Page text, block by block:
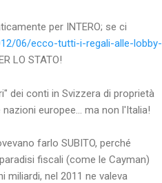
per INTERO; se ci
06/ecco-tutti-i-regali-alle-lobby-
LO STATO!
dei conti in Svizzera di proprietà
europee... ma non l'Italia!
farlo SUBITO, perché
fiscali (come le Cayman)
nel 2011 ne valeva